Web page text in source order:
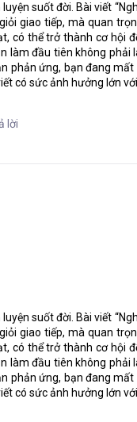
bạn có thể đọc Chương
sách này nằm ở
hình dung nội dung
ý tưởng hay và rất
7, tác giả đưa ra
trình bán hàng điển hình:
giá trị
về hợp đồng
vụ chăm sóc khách hàng
đây là quy trình bán
suốt đời. Bài viết
giao tiếp, mà quan
có thể trở thành cơ hội
làm đầu tiên không
phản ứng, bạn đang
có sức ảnh hưởng lớn
lời
suốt đời. Bài viết
giao tiếp, mà quan
có thể trở thành cơ hội
làm đầu tiên không
phản ứng, bạn đang
có sức ảnh hưởng lớn